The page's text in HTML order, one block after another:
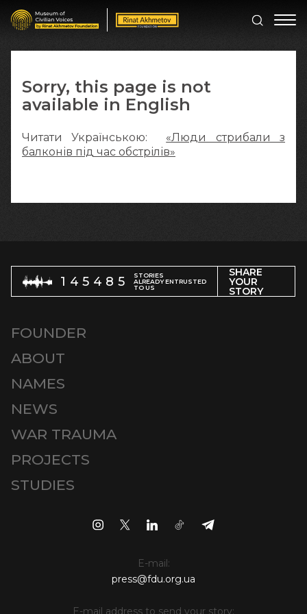
Sorry, this page is not
available in English
Читати Українською: «Люди стрибали з
балконів під час обстрілів»
145485
STORIES
ALREADY ENTRUSTED
TO US
SHARE
YOUR
STORY
FOUNDER
ABOUT
NAMES
NEWS
WAR TRAUMA
PROJECTS
STUDIES
E-mail:
press@fdu.org.ua